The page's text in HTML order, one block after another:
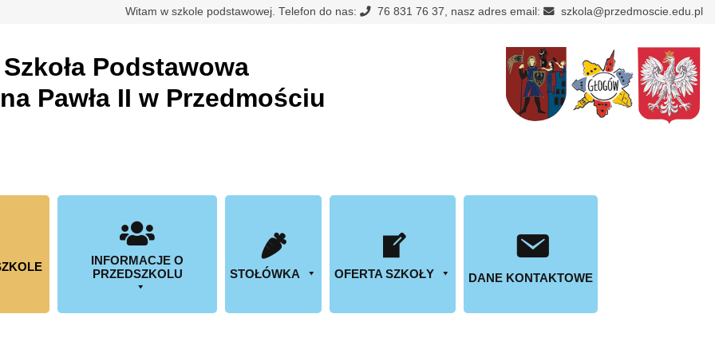
Witam w szkole podstawowej. Telefon do nas: 76 831 76 37, nasz adres email: szkola@przedmoscie.edu.pl
Szkoła Podstawowa
Pawła II w Przedmościu
INFORMACJE O
PRZEDSZKOLU
STOŁÓWKA OFERTA SZKOŁY DANE KONTAKTOWE